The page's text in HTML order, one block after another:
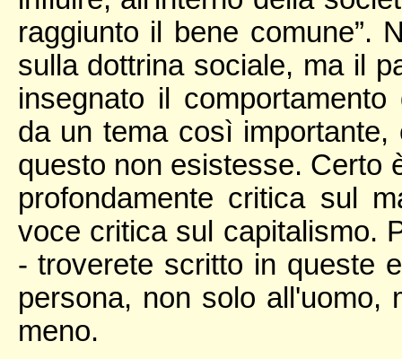
raggiunto il bene comune”.
sulla dottrina sociale, ma il
insegnato il
da un tema così
questo non esistesse. Certo
profondamente critica sul
voce critica sul capitalismo.
- troverete scritto in queste
persona, non solo all'uomo,
meno.